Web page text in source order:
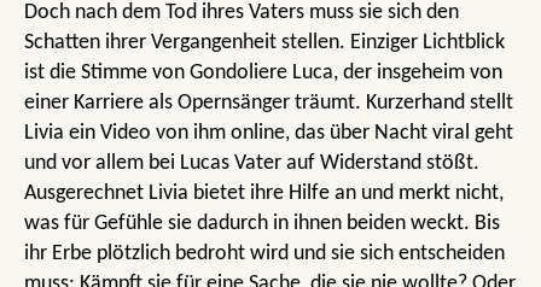
Doch nach dem Tod ihres Vaters muss sie sich den
Schatten ihrer Vergangenheit stellen. Einziger Lichtblick
ist die Stimme von Gondoliere Luca, der insgeheim von
einer Karriere als Opernsänger träumt. Kurzerhand stellt
Livia ein Video von ihm online, das über Nacht viral geht
und vor allem bei Lucas Vater auf Widerstand stößt.
Ausgerechnet Livia bietet ihre Hilfe an und merkt nicht,
was für Gefühle sie dadurch in ihnen beiden weckt. Bis
ihr Erbe plötzlich bedroht wird und sie sich entscheiden